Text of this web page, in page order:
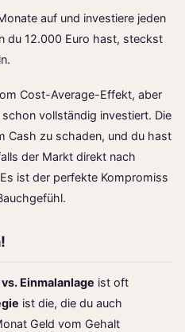
auf und investiere jeden
du 12.000 Euro hast, steckst
Cost-Average-Effekt, aber
vollständig investiert. Die
Cash zu schaden, und du hast
der Markt direkt nach
ist der perfekte Kompromiss
Einmalanlage ist oft
ist die, die du auch
Geld vom Gehalt